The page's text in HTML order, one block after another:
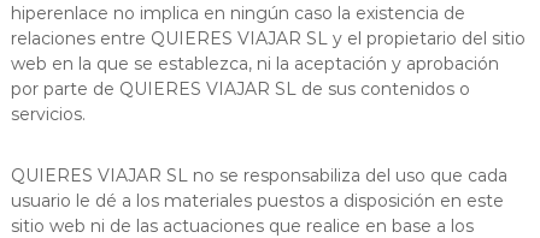
hiperenlace no implica en ningún caso la existencia de
relaciones entre QUIERES VIAJAR SL y el propietario del sitio
web en la que se establezca, ni la aceptación y aprobación
por parte de QUIERES VIAJAR SL de sus contenidos o
servicios.
QUIERES VIAJAR SL no se responsabiliza del uso que cada
usuario le dé a los materiales puestos a disposición en este
sitio web ni de las actuaciones que realice en base a los